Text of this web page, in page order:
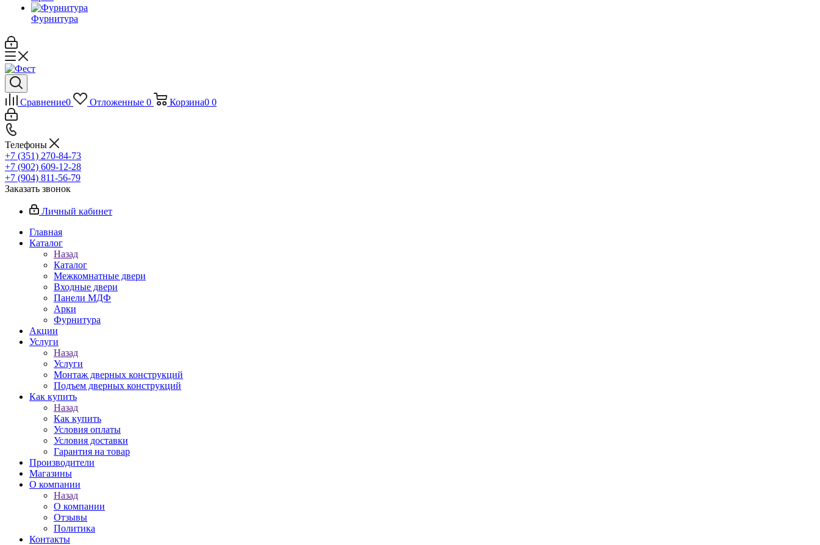
Фурнитура
Сравнение0 Отложенные 0 Корзина0 0
Телефоны
+7 (351) 270-84-73
+7 (902) 609-12-28
+7 (904) 811-56-79
Заказать звонок
Личный кабинет
Главная
Каталог
Назад
Каталог
Межкомнатные двери
Входные двери
Панели МДФ
Арки
Фурнитура
Акции
Услуги
Назад
Услуги
Монтаж дверных конструкций
Подъем дверных конструкций
Как купить
Назад
Как купить
Условия оплаты
Условия доставки
Гарантия на товар
Производители
Магазины
О компании
Назад
О компании
Отзывы
Политика
Контакты